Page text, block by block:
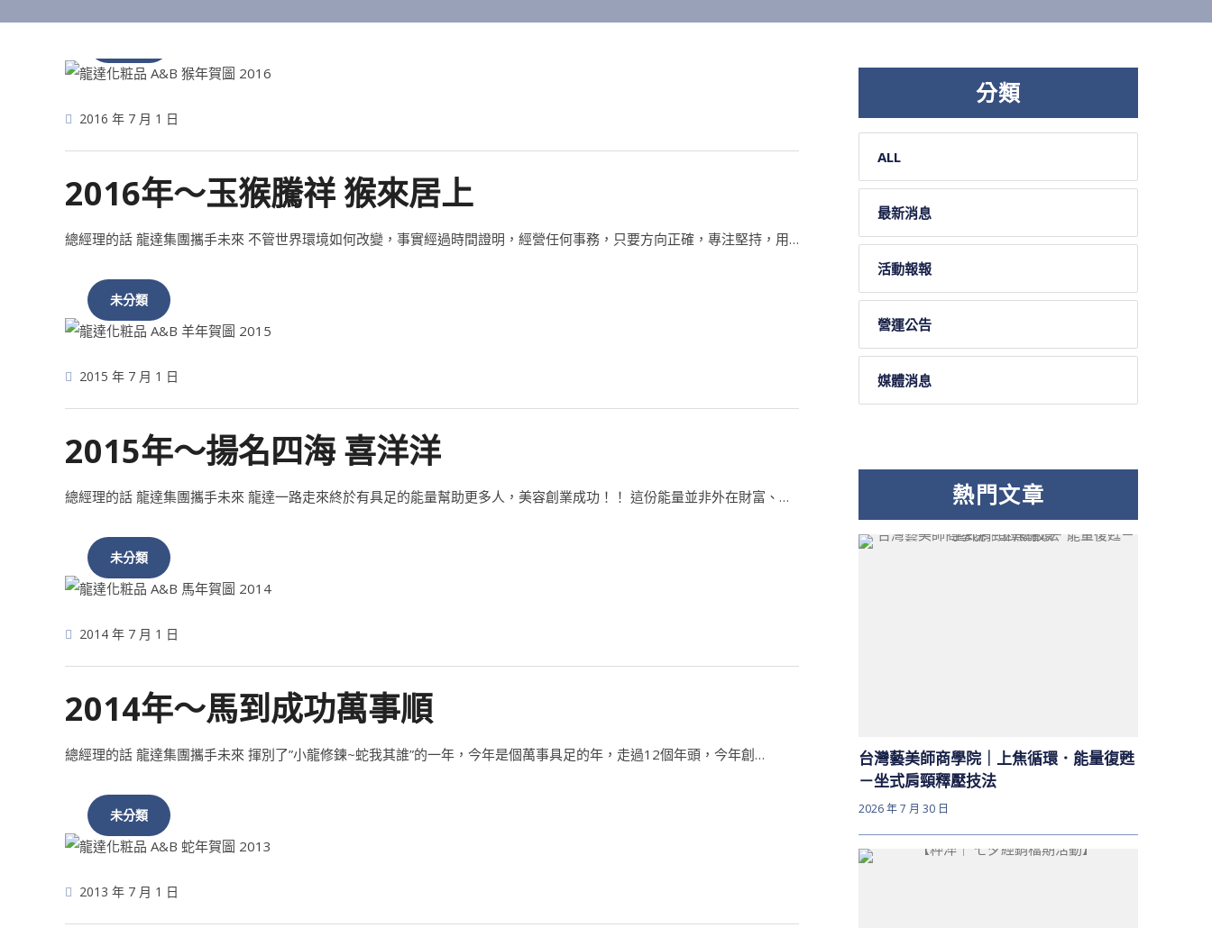
2016 年 7 月 1 日
2016年～玉猴騰祥 猴來居上
總經理的話 龍達集團攜手未來 不管世界環境如何改變，事實經過時間證明，經營任何事務，只要方向正確，專注堅持，用…
未分類
2015 年 7 月 1 日
2015年～揚名四海 喜洋洋
總經理的話 龍達集團攜手未來 龍達一路走來終於有具足的能量幫助更多人，美容創業成功！！ 這份能量並非外在財富、…
未分類
2014 年 7 月 1 日
2014年～馬到成功萬事順
總經理的話 龍達集團攜手未來 揮別了”小龍修鍊~蛇我其誰”的一年，今年是個萬事具足的年，走過12個年頭，今年創…
未分類
2013 年 7 月 1 日
分類
ALL
最新消息
活動報報
營運公告
媒體消息
熱門文章
台灣藝美師商學院｜上焦循環．能量復甦
－坐式肩頸釋壓技法
2026 年 7 月 30 日